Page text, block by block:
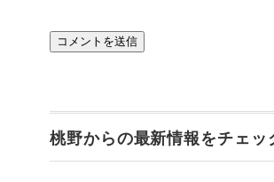
桃野からの最新情報をチェッ